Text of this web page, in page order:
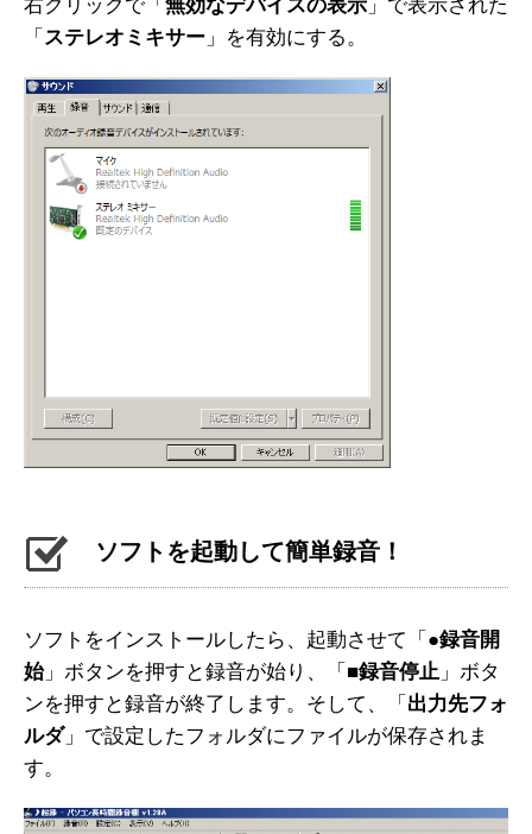
右クリックで「 無効なデバイスの表示 」で表示された
「 ステレオミキサー 」を有効にする。
ソフトを起動して簡単録音！
ソフトをインストールしたら、起動させて「●録音開
始」ボタンを押すと録音が始り、「 ■録音停止 」ボタ
ンを押すと録音が終了します。そして、「 出力先フォ
ルダ」で設定したフォルダにファイルが保存されま
す。